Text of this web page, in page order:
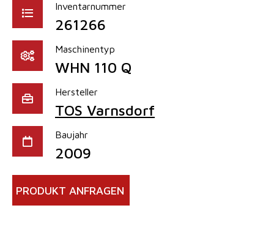
Inventarnummer
261266
Maschinentyp
WHN 110 Q
Hersteller
TOS Varnsdorf
Baujahr
2009
PRODUKT ANFRAGEN